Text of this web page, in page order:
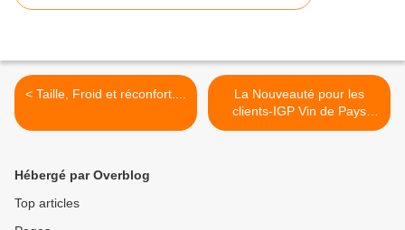
< Taille, Froid et réconfort....
La Nouveauté pour les
clients-IGP Vin de Pays
Hérault "L'Idée de Louis"
Hébergé par Overblog
Top articles